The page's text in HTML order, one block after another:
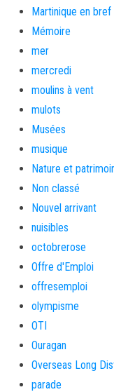
Martinique en bref
Mémoire
mer
mercredi
moulins à vent
mulots
Musées
musique
Nature et
Non classé
Nouvel arrivant
nuisibles
octobrerose
Offre d'Emploi
offresemploi
olympisme
OTI
Ouragan
Overseas Long
parade